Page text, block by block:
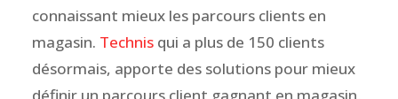
connaissant mieux les parcours clients en
magasin. Technisqui a plus de 150 clients
désormais, apporte des solutions pour mieux